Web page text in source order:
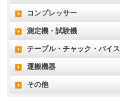
コンプレッサー
測定機・試験機
テーブル・チャック・バイス
運搬機器
その他